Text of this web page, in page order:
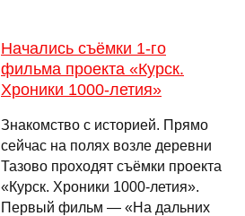
Начались съёмки 1-го
фильма проекта «Курск.
Хроники 1000-летия»
Знакомство с историей. Прямо
сейчас на полях возле деревни
Тазово проходят съёмки проекта
«Курск. Хроники 1000-летия».
Первый фильм — «На дальних